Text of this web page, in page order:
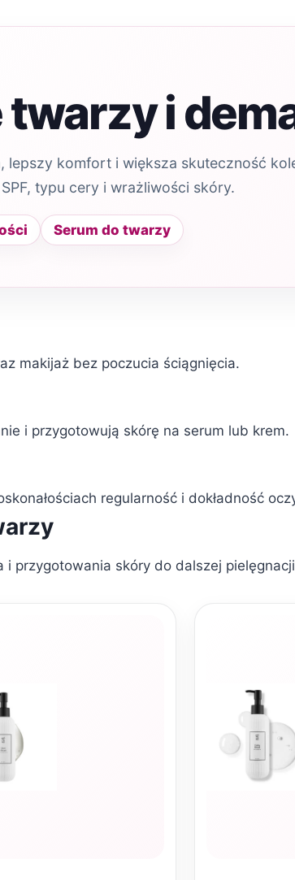
i
komfort i większa skuteczność
typu cery i wrażliwości skóry.
Serum do twarzy
makijaż bez poczucia ściągnięcia.
i przygotowują skórę na serum lub krem.
regularność i dokładność
przygotowania skóry do dalszej